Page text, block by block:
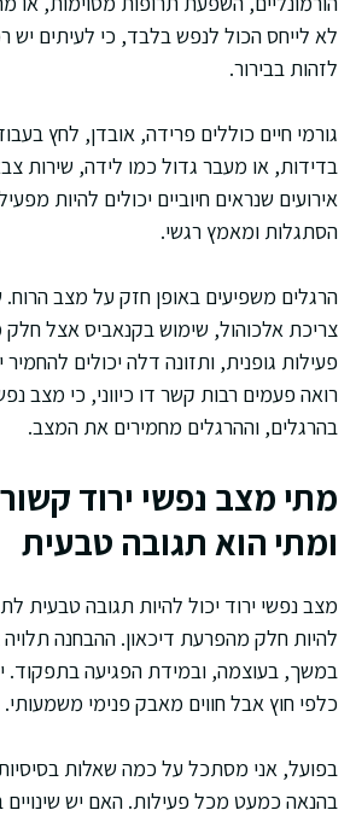
לא לייחס הכול לנפש בלבד, כי לעיתים יש
לזהות בבירור.
גורמי חיים כוללים פרידה, אובדן, לחץ
בדידות, או מעבר גדול כמו לידה, שירות
אירועים שנראים חיוביים יכולים להיות
הסתגלות ומאמץ רגשי.
הרגלים משפיעים באופן חזק על מצב
צריכת אלכוהול, שימוש בקנאביס אצל
פעילות גופנית, ותזונה דלה יכולים
רואה פעמים רבות קשר דו כיווני, כי מצב
בהרגלים, וההרגלים מחמירים את המצב.
מתי מצב נפשי ירוד קשור
ומתי הוא תגובה טבעית
מצב נפשי ירוד יכול להיות תגובה טבעית
להיות חלק מהפרעת דיכאון. ההבחנה
במשך, בעוצמה, ובמידת הפגיעה
כלפי חוץ אבל חווים מאבק פנימי משמעותי.
בפועל, אני מסתכל על כמה שאלות
בהנאה כמעט מכל פעילות. האם יש שינויים